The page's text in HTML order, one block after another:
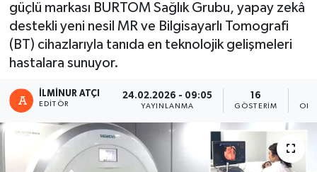
güçlü markası BURTOM Sağlık Grubu, yapay zekâ
destekli yeni nesil MR ve Bilgisayarlı Tomografi
(BT) cihazlarıyla tanıda en teknolojik gelişmeleri
hastalara sunuyor.
İLMINUR ATÇI
EDITÖR
24.02.2026 - 09:05
YAYINLANMA
16
GÖSTERIM